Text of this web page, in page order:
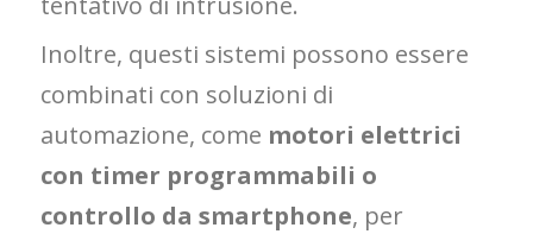
Inoltre, questi sistemi possono essere
combinati con soluzioni di
automazione, come motori elettrici
con timer programmabili o
controllo da smartphone, per